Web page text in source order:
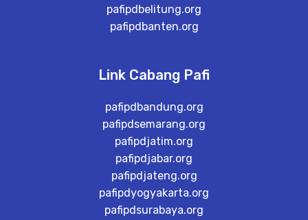
pafipdbelitung.org
pafipdbanten.org
Link Cabang Pafi
pafipdbandung.org
pafipdsemarang.org
pafipdjatim.org
pafipdjabar.org
pafipdjateng.org
pafipdyogyakarta.org
pafipdsurabaya.org